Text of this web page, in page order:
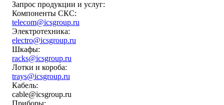
Запрос продукции и услуг:
Компоненты СКС:
telecom@icsgroup.ru
Электротехника:
electro@icsgroup.ru
Шкафы:
racks@icsgroup.ru
Лотки и короба:
trays@icsgroup.ru
Кабель:
cable@icsgroup.ru
Приборы: